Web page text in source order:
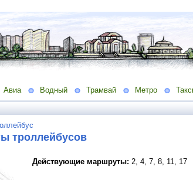
Авиа Водный Трамвай Метро
троллейбусов
Действующие маршруты: 2, 4, 7, 8, 11, 17